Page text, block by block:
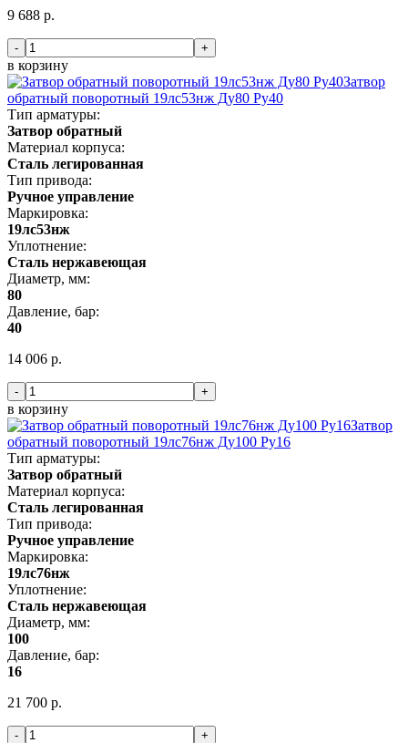
9 688 р.
- +
в корзину
Затвор
обратный поворотный 19лс53нж Ду80 Ру40
Тип арматуры:
Затвор обратный
Материал корпуса:
Сталь легированная
Тип привода:
Ручное управление
Маркировка:
19лс53нж
Уплотнение:
Сталь нержавеющая
Диаметр, мм:
80
Давление, бар:
40
14 006 р.
- +
в корзину
Затвор
обратный поворотный 19лс76нж Ду100 Ру16
Тип арматуры:
Затвор обратный
Материал корпуса:
Сталь легированная
Тип привода:
Ручное управление
Маркировка:
19лс76нж
Уплотнение:
Сталь нержавеющая
Диаметр, мм:
100
Давление, бар:
16
21 700 р.
- +